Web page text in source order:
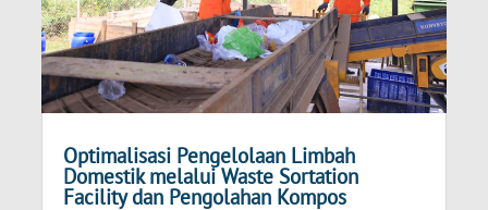
Optimalisasi Pengelolaan Limbah
Domestik melalui Waste Sortation
Facility dan Pengolahan Kompos